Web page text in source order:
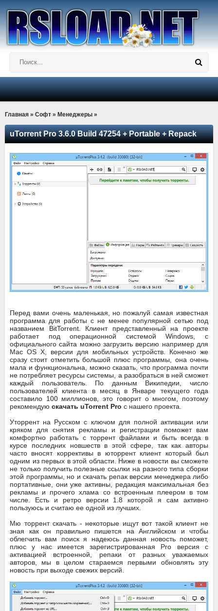
Главная » Софт » Менеджеры »
uTorrent Pro 3.6.0 Build 47254 + Portable + Repack
Перед вами очень маленькая, но пожалуй самая известная
программа для работы с не менее популярной сетью под
названием BitTorrent. Клиент представленный на проекте
работает под операционной системой Windows, с
официального сайта можно загрузить версию например для
Mac OS X, версии для мобильных устройств. Конечно же
сразу стоит отметить большой плюс программы, она очень
мала и функциональна, можно сказать, что программа почти
не потребляет ресурсы системы, а разобраться в ней сможет
каждый пользователь. По данным Википедии, число
пользователей клиента в месяц в Январе текущего года
составило 100 миллионов, это говорит о многом, поэтому
рекомендую скачать uTorrent Pro с нашего проекта.
Уторрент на Русском с ключом для полной активации или
кряком для снятия рекламы и регистрации поможет вам
комфортно работать с торрент файлами и быть всегда в
курсе последних новшеств в этой сфере, так как авторы
часто вносят коррективы в юторрент клиент который был
одним из первых в этой области. Ниже в новости вы сможете
не только получить полезные ссылки на разного типа сборки
этой программы, но и скачать репак версии менеджера либо
портативные, они уже активны, редакция максимальная без
рекламы и прочего хлама со встроенным плеером в том
числе. Есть и ретро версии 1.8 которой я сам активно
пользуюсь и считаю ее одной из лучших.
Мю торрент скачать - некоторые ищут вот такой клиент не
зная как он правильно пишется на Английском и чтобы
облегчить вам поиск я надеюсь данная новость поможет,
плюс у нас имеется зарегистрированная Pro версия с
активацией встроенной, репаки от разных уважаемых
авторов, мы в целом стараемся первыми обновлять эту
новость при выходе свежих версий.